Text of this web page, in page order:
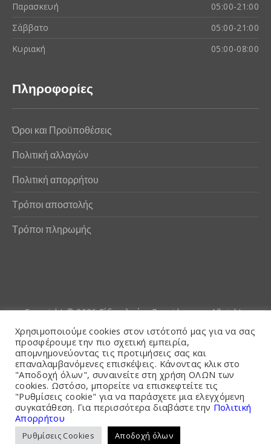
Παρασκευή
05:00-21:00
Σάββατο
05:00-21:00
Κυριακή
05:00-08:00
Πληροφορίες
Όροι και Προϋποθέσεις
Πολιτική αλλαγών
Πολιτική απορρήτου
Τρόποι αποστολής
Τρόποι πληρωμής
Copyright © 2026Είδη αλιείας Poseidwnn.gr. All rights
reserved. Powered by
PlexusCore
Όροι και Προϋποθέσεις
Χρησιμοποιούμε cookies στον ιστότοπό μας για να σας
προσφέρουμε την πιο σχετική εμπειρία,
απομνημονεύοντας τις προτιμήσεις σας και
επαναλαμβανόμενες επισκέψεις. Κάνοντας κλικ στο
"Αποδοχή όλων", συναινείτε στη χρήση ΟΛΩΝ των
cookies. Ωστόσο, μπορείτε να επισκεφτείτε τις
"Ρυθμίσεις cookie" για να παράσχετε μια ελεγχόμενη
συγκατάθεση. Για περισσότερα διαβάστε την Πολιτική
Απορρήτου
Ρυθμίσεις Cookies Αποδοχή όλων